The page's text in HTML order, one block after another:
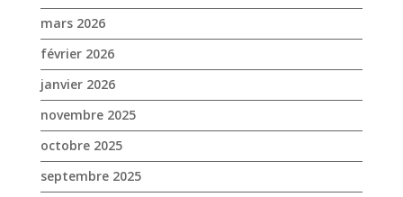
mars 2026
février 2026
janvier 2026
novembre 2025
octobre 2025
septembre 2025